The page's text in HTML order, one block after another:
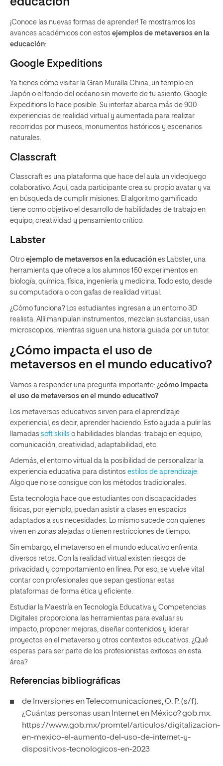
¡Conoce las nuevas formas de aprender! Te mostramos los
avances académicos con estos ejemplos de metaversos en la
educación:
Google Expeditions
Ya tienes cómo visitar la Gran Muralla China, un templo en
Japón o el fondo del océano sin moverte de tu asiento. Google
Expeditions lo hace posible. Su interfaz abarca más de 900
experiencias de realidad virtual y aumentada para realizar
recorridos por museos, monumentos históricos y escenarios
naturales.
Classcraft
Classcraft es una plataforma que hace del aula un videojuego
colaborativo. Aquí, cada participante crea su propio avatar y va
en búsqueda de cumplir misiones. El algoritmo gamificado
tiene como objetivo el desarrollo de habilidades de trabajo en
equipo, creatividad y pensamiento crítico.
Labster
Otro ejemplo de metaversos en la educación es Labster, una
herramienta que ofrece a los alumnos 150 experimentos en
biología, química, física, ingeniería y medicina. Todo esto, desde
su computadora o con gafas de realidad virtual.
¿Cómo funciona? Los estudiantes ingresan a un entorno 3D
realista. Allí manipulan instrumentos, mezclan sustancias, usan
microscopios, mientras siguen una historia guiada por un tutor.
¿Cómo impacta el uso de
metaversos en el mundo educativo?
Vamos a responder una pregunta importante: ¿cómo impacta
el uso de metaversos en el mundo educativo​?
Los metaversos educativos sirven para el aprendizaje
experiencial, es decir, aprender haciendo. Esto ayuda a pulir las
llamadas soft skills o habilidades blandas: trabajo en equipo,
comunicación, creatividad, adaptabilidad, etc.
Además, el entorno virtual da la posibilidad de personalizar la
experiencia educativa para distintos estilos de aprendizaje.
Algo que no se consigue con los métodos tradicionales.
Esta tecnología hace que estudiantes con discapacidades
físicas, por ejemplo, puedan asistir a clases en espacios
adaptados a sus necesidades. Lo mismo sucede con quienes
viven en zonas alejadas o tienen restricciones de tiempo.
Sin embargo, el metaverso en el mundo educativo enfrenta
diversos retos. Con la realidad virtual existen riesgos de
privacidad y comportamiento en línea. Por eso, se vuelve vital
contar con profesionales que sepan gestionar estas
plataformas de forma ética y eficiente.
Estudiar la Maestría en Tecnología Educativa y Competencias
Digitales proporciona las herramientas para evaluar su
impacto, proponer mejoras, diseñar contenidos y liderar
proyectos en el metaverso y otros contextos educativos. ¿Qué
esperas para ser parte de los profesionistas exitosos en esta
área?
Referencias bibliográficas
de Inversiones en Telecomunicaciones, O. P. (s/f).
¿Cuántas personas usan Internet en México? gob.mx.
https://www.gob.mx/promtel/articulos/digitalizacion-
en-mexico-el-aumento-del-uso-de-internet-y-
dispositivos-tecnologicos-en-2023